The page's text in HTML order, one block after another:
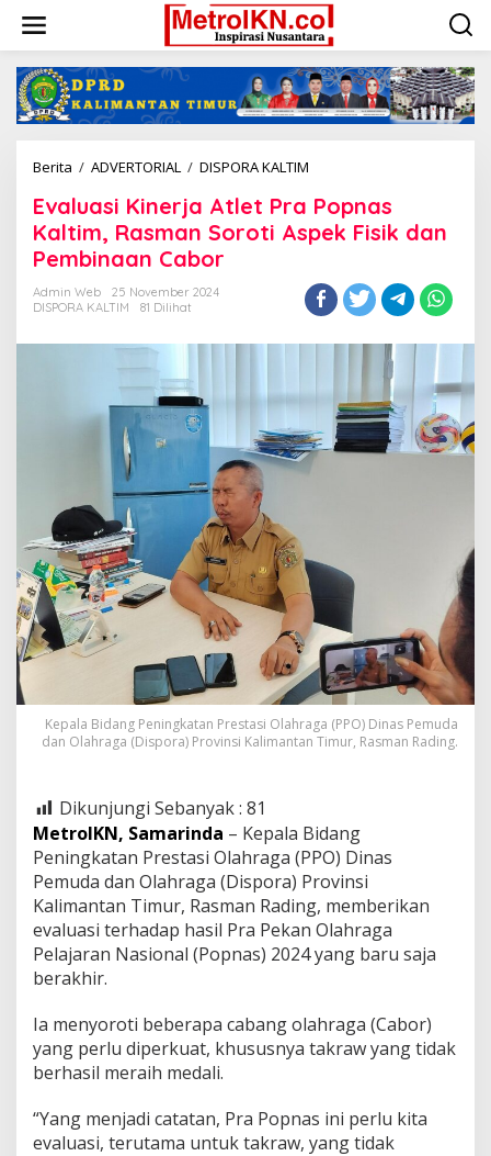
konten
Berita / ADVERTORIAL / DISPORA KALTIM
Atlet
Pra
Popnas
Rasman
Soroti
Fisik
Cabor
Evaluasi Kinerja Atlet Pra Popnas
Kaltim, Rasman Soroti Aspek Fisik dan
Pembinaan Cabor
Admin Web
25 November 2024
DISPORA KALTIM
81 Dilihat
Kepala Bidang Peningkatan Prestasi Olahraga (PPO) Dinas Pemuda
dan Olahraga (Dispora) Provinsi Kalimantan Timur, Rasman Rading.
Dikunjungi Sebanyak : 81
MetroIKN, Samarinda – Kepala Bidang
Peningkatan Prestasi Olahraga (PPO) Dinas
Pemuda dan Olahraga (Dispora) Provinsi
Kalimantan Timur, Rasman Rading, memberikan
evaluasi terhadap hasil Pra Pekan Olahraga
Pelajaran Nasional (Popnas) 2024 yang baru saja
berakhir.
Ia menyoroti beberapa cabang olahraga (Cabor)
yang perlu diperkuat, khususnya takraw yang tidak
berhasil meraih medali.
“Yang menjadi catatan, Pra Popnas ini perlu kita
evaluasi, terutama untuk takraw, yang tidak